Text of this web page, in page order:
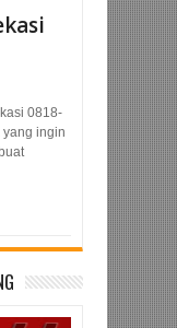
0818-
yang ingin